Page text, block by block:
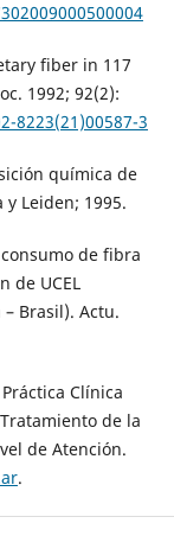
fiber in 117
1992; 92(2):
8223(21)00587-3
química de
y Leiden; 1995.
de fibra
de UCEL
Brasil). Actu.
Clínica
de la
de Atención.
.